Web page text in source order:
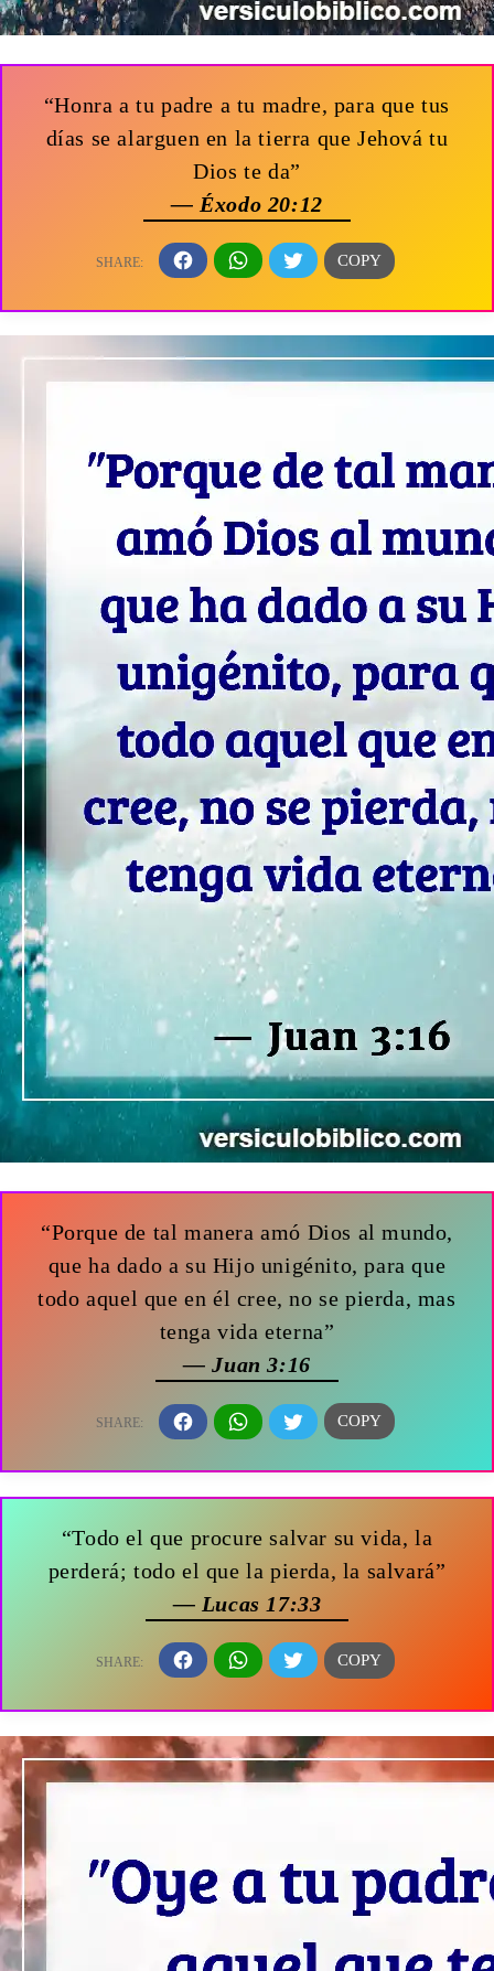
“Honra a tu padre a tu madre, para que tus
días se alarguen en la tierra que Jehová tu
Dios te da”
— Éxodo 20:12
“Porque de tal manera amó Dios al mundo,
que ha dado a su Hijo unigénito, para que
todo aquel que en él cree, no se pierda, mas
tenga vida eterna”
— Juan 3:16
“Todo el que procure salvar su vida, la
perderá; todo el que la pierda, la salvará”
— Lucas 17:33